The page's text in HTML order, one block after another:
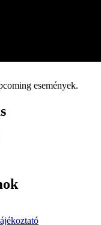
események.